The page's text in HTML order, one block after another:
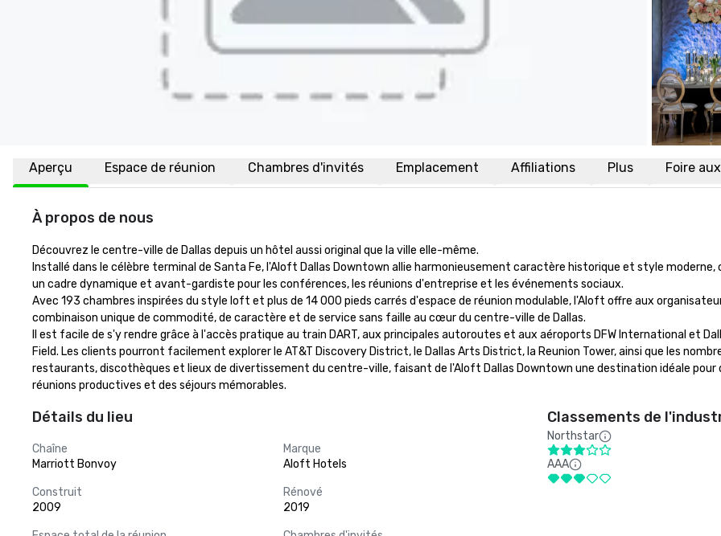
Aperçu Espace de réunion Chambres d'invités Emplacement Affiliations Plus Foire
À propos de nous
Découvrez le centre-ville de Dallas depuis un hôtel aussi original que la ville elle-même.
Installé dans le célèbre terminal de Santa Fe, l'Aloft Dallas Downtown allie harmonieusement caractère historique et style moderne,
un cadre dynamique et avant-gardiste pour les conférences, les réunions d'entreprise et les événements sociaux.
Avec 193 chambres inspirées du style loft et plus de 14 000 pieds carrés d'espace de réunion modulable, l'Aloft offre aux
combinaison unique de commodité, de caractère et de service sans faille au cœur du centre-ville de Dallas.
Il est facile de s'y rendre grâce à l'accès pratique au train DART, aux principales autoroutes et aux aéroports DFW International et
Field. Les clients pourront facilement explorer le AT&T Discovery District, le Dallas Arts District, la Reunion Tower, ainsi que les
restaurants, discothèques et lieux de divertissement du centre-ville, faisant de l'Aloft Dallas Downtown une destination idéale pour
réunions productives et des séjours mémorables.
Détails du lieu
Chaîne
Marriott Bonvoy
Marque
Aloft Hotels
Construit
2009
Rénové
2019
Classements de
Northstar
AAA